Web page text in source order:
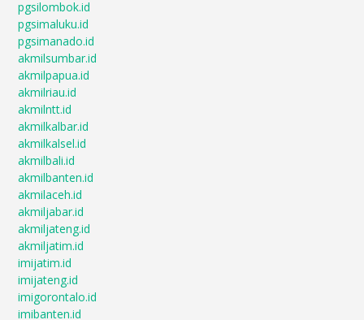
pgsilombok.id
pgsimaluku.id
pgsimanado.id
akmilsumbar.id
akmilpapua.id
akmilriau.id
akmilntt.id
akmilkalbar.id
akmilkalsel.id
akmilbali.id
akmilbanten.id
akmilaceh.id
akmiljabar.id
akmiljateng.id
akmiljatim.id
imijatim.id
imijateng.id
imigorontalo.id
imibanten.id